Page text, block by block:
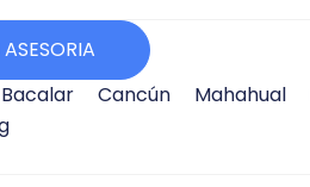
Bacalar Cancún Mahahual